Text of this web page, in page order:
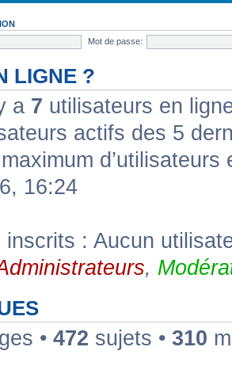
Mot de passe:
LIGNE ?
a 7 utilisateurs en
actifs des 5
16:24
inscrits : Aucun
,
• 472 sujets • 310